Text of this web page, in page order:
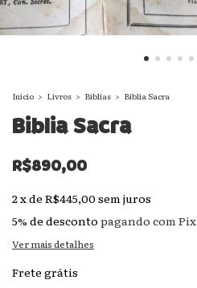
Início > Livros > Bíblias > Biblia Sacra
Biblia Sacra
R$890,00
2xde R$445,00 sem juros
5% de desconto pagando com Pix
Ver mais detalhes
Frete grátis